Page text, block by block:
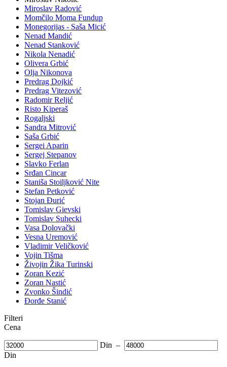
Miroslav Radović
Momčilo Moma Fundup
Monegorijas - Saša Micić
Nenad Mandić
Nenad Stanković
Nikola Nenadić
Olivera Grbić
Olja Nikonova
Predrag Dojkić
Predrag Vitezović
Radomir Reljić
Risto Kiperaš
Rogaljski
Sandra Mitrović
Saša Grbić
Sergei Aparin
Sergej Stepanov
Slavko Ferlan
Srđan Cincar
Staniša Stoiljković Nite
Stefan Petković
Stojan Đurić
Tomislav Gievski
Tomislav Suhecki
Vasa Dolovački
Vesna Uremović
Vladimir Veličković
Vojin Tišma
Živojin Žika Turinski
Zoran Kezić
Zoran Nastić
Zvonko Šindić
Đorđe Stanić
Filteri
Cena
Din –
Din